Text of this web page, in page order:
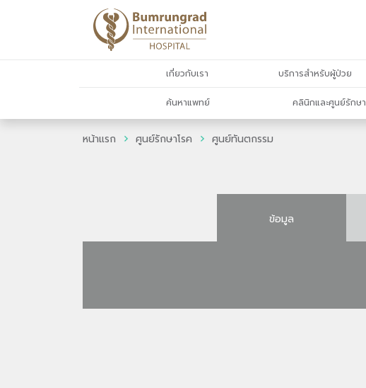
เกี่ยวกับเรา บริการสำหรับผู้ป่วย
ค้นหาแพทย์ คลินิกและศูนย์รักษา
หน้าแรก ศูนย์รักษาโรค ศูนย์ทันตกรรม
ข้อมูล